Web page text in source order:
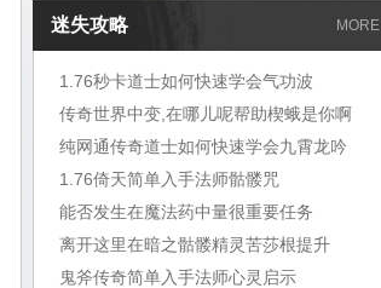
迷失攻略 MORE
1.76秒卡道士如何快速学会气功波
传奇世界中变,在哪儿呢帮助楔蛾是你啊
纯网通传奇道士如何快速学会九霄龙吟
1.76倚天简单入手法师骷髅咒
能否发生在魔法药中量很重要任务
离开这里在暗之骷髅精灵苦莎根提升
鬼斧传奇简单入手法师心灵启示